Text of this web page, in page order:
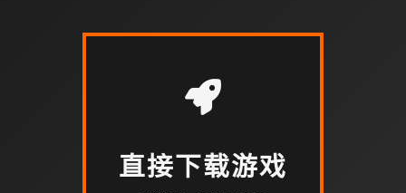
直接下载游戏